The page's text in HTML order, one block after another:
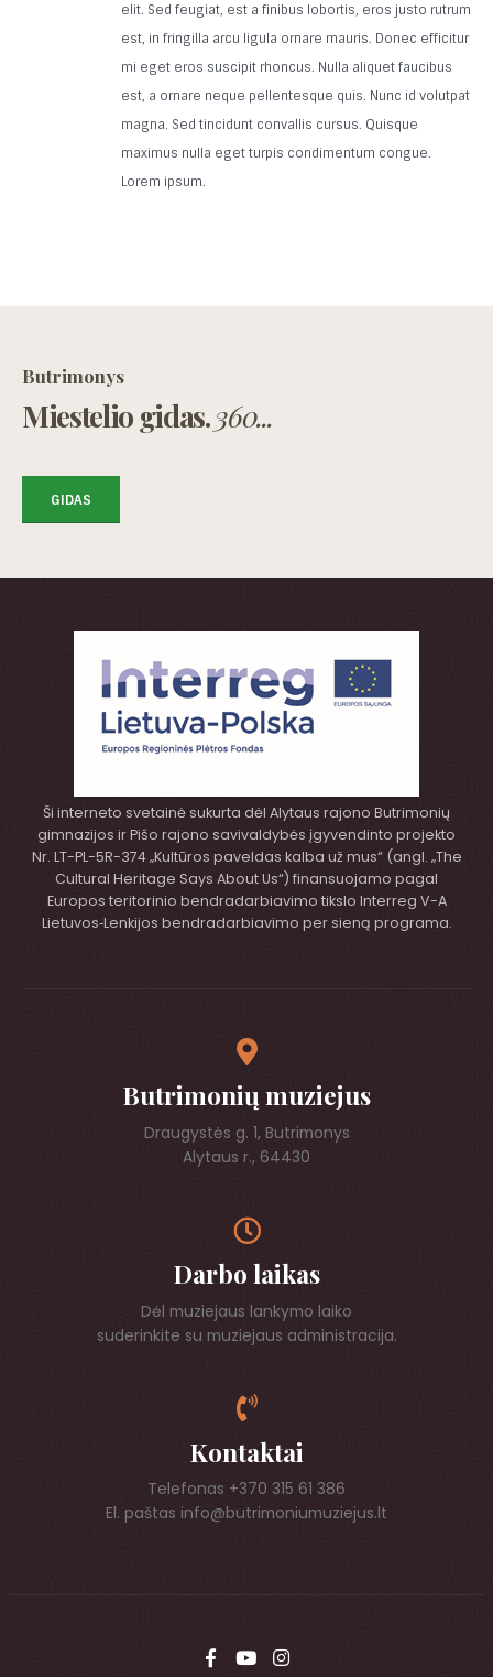
elit. Sed feugiat, est a finibus lobortis, eros justo rutrum
est, in fringilla arcu ligula ornare mauris. Donec efficitur
mi eget eros suscipit rhoncus. Nulla aliquet faucibus
est, a ornare neque pellentesque quis. Nunc id volutpat
magna. Sed tincidunt convallis cursus. Quisque
maximus nulla eget turpis condimentum congue.
Lorem ipsum.
Butrimonys
Miestelio gidas.360...
GIDAS
Ši interneto svetainė sukurta dėl Alytaus rajono Butrimonių
gimnazijos ir Pišo rajono savivaldybės įgyvendinto projekto
Nr. LT-PL-5R-374 „Kultūros paveldas kalba už mus“ (angl. „The
Cultural Heritage Says About Us“) finansuojamo pagal
Europos teritorinio bendradarbiavimo tikslo Interreg V-A
Lietuvos‑Lenkijos bendradarbiavimo per sieną programa.
Butrimonių muziejus
Draugystės g. 1, Butrimonys
Alytaus r., 64430
Darbo laikas
Dėl muziejaus lankymo laiko
suderinkite su muziejaus administracija.
Kontaktai
Telefonas +370 315 61 386
El. paštas info@butrimoniumuziejus.lt